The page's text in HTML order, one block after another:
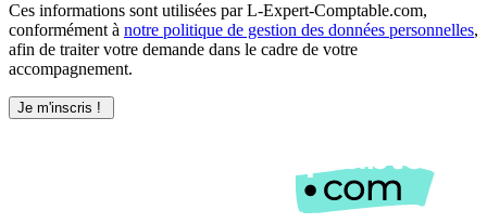
Ces informations sont utilisées par L-Expert-Comptable.com,
conformément à notre politique de gestion des données personnelles,
afin de traiter votre demande dans le cadre de votre
accompagnement.